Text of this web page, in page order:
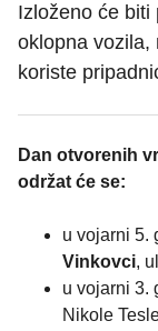
Izloženo će biti
oklopna vozila,
koriste
Dan otvorenih
održat će se:
u vojarni 5.
Vinkovci,
u vojarni 3.
Nikole